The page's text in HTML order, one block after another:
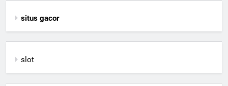
situs gacor
slot